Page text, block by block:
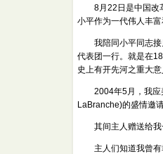
8月22日是中国改革
小平作为一代伟人丰
我陪同小平同志接
代表团一行。就是在
史上有开先河之重大意
2004年5月，我应美
LaBranche)的盛情邀
其间主人赠送给我
主人们知道我曾有